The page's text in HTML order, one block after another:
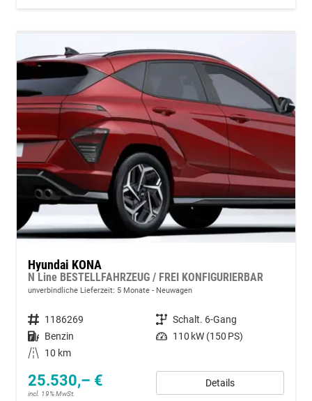
Hyundai KONA
N Line BESTELLFAHRZEUG / FREI KONFIGURIERBAR
unverbindliche Lieferzeit: 5 Monate Neuwagen
Fahrzeugnummer 1186269 Getriebe Schalt. 6-Gang
Kraftstoff Benzin Leistung 110 kW (150 PS)
Kilometerstand
10 km
25.530,– €
incl. 19% MwSt.
Details